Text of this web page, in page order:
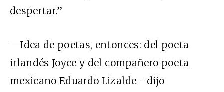
despertar.”
—Idea de poetas, entonces: del poeta
irlandés Joyce y del compañero poeta
mexicano Eduardo Lizalde –dijo